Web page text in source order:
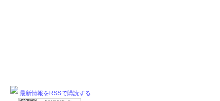
最新情報をRSSで購読する